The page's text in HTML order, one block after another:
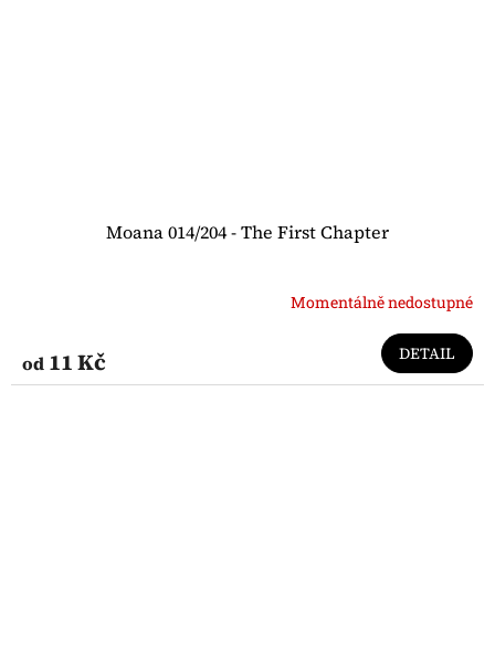
Moana 014/204 - The First Chapter
Momentálně nedostupné
od 11 Kč DETAIL